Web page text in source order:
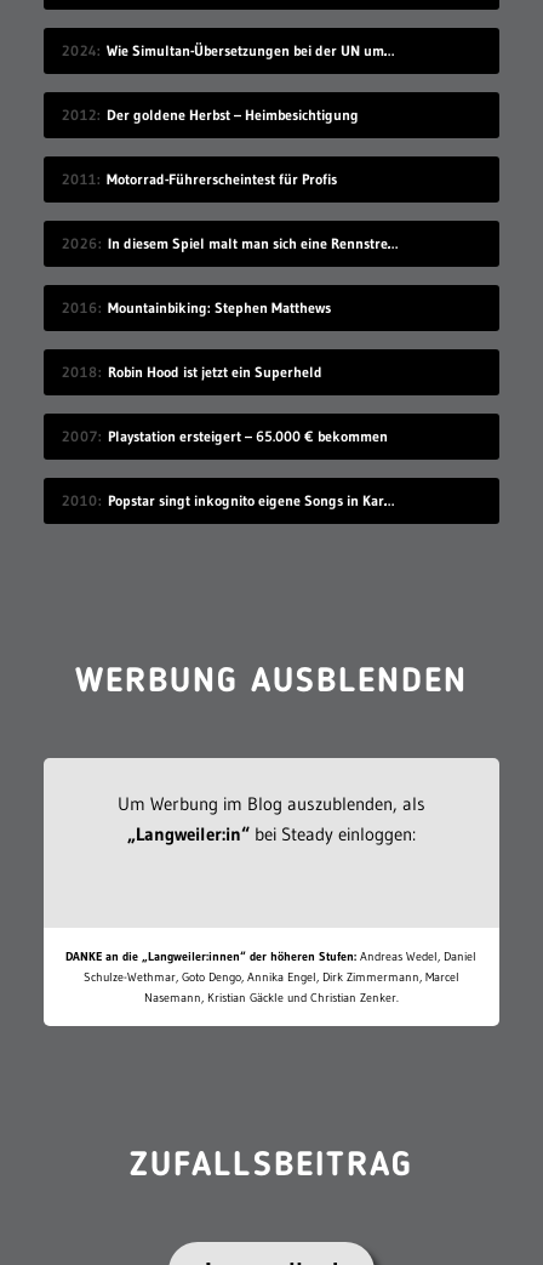
2024 Wie Simultan-Übersetzungen bei der UN umgesetzt werden
2012 Der goldene Herbst – Heimbesichtigung
2011 Motorrad-Führerscheintest für Profis
2026 In diesem Spiel malt man sich eine Rennstrecke und fährt dann darauf
2016 Mountainbiking: Stephen Matthews
2018 Robin Hood ist jetzt ein Superheld
2007 Playstation ersteigert – 65.000 € bekommen
2010 Popstar singt inkognito eigene Songs in Karaokebar
WERBUNG AUSBLENDEN
Um Werbung im Blog auszublenden, als
„Langweiler:in“bei Steady einloggen:
DANKE an die „Langweiler:innen“ der höheren Stufen: Andreas Wedel, Daniel
Schulze-Wethmar, Goto Dengo, Annika Engel, Dirk Zimmermann, Marcel
Nasemann, Kristian Gäckle und Christian Zenker.
ZUFALLSBEITRAG